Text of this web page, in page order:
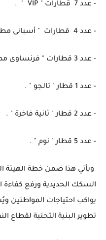
- عدد 7 قطارات " VIP " .
- عدد 4 قطارات " أسبانى مطور " .
- عدد 3 قطارات " فرنساوى مطور .
- عدد 1 قطار " تالجو " .
- عدد 2 قطار " ثانية فاخرة " .
- عدد 5 قطار " نوم " .
ويأتي هذا ضمن خطة الهيئة
السكك الحديدية ورفع كفاءة
يواكب احتياجات المواطنين
تطوير البنية التحتية لقطاع